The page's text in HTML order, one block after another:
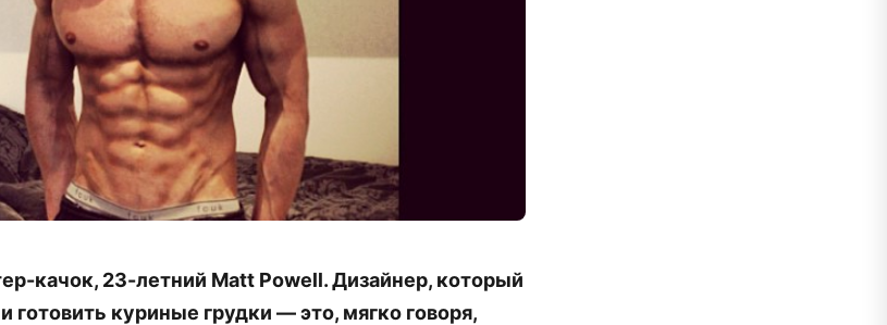
качок, 23-летний Matt Powell. Дизайнер, который
готовить куриные грудки — это, мягко говоря,